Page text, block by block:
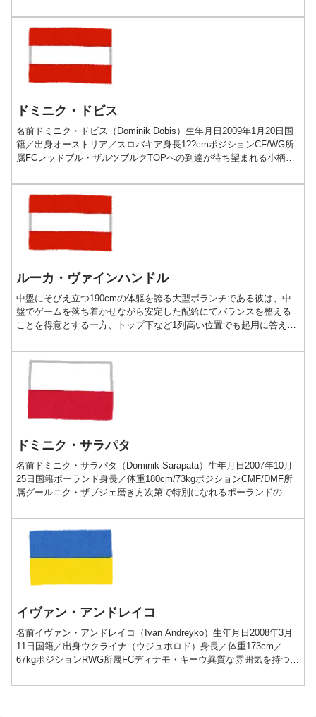
ドミニク・ドビス
名前ドミニク・ドビス（Dominik Dobis）生年月日2009年1月20日国
籍／出身オーストリア／スロバキア身長1??cmポジションCF/WG所
属FCレッドブル・ザルツブルクTOPへの到達が待ち望まれる小柄な
ルーカ・ヴァインハンドル
中盤にそびえ立つ190cmの体躯を誇る大型ボランチである彼は、中
盤でゲームを落ち着かせながら安定した配給にてバランスを整える
ことを得意とする一方、トップ下など1列高い位置でも起用に答える
ドミニク・サラパタ
名前ドミニク・サラパタ（Dominik Sarapata）生年月日2007年10月
25日国籍ポーランド身長／体重180cm/73kgポジションCMF/DMF所
属グールニク・ザブジェ磨き方次第で特別になれるポーランドの原
イヴァン・アンドレイコ
名前イヴァン・アンドレイコ（Ivan Andreyko）生年月日2008年3月
11日国籍／出身ウクライナ（ウジュホロド）身長／体重173cm／
67kgポジションRWG所属FCディナモ・キーウ異質な雰囲気を持つウ